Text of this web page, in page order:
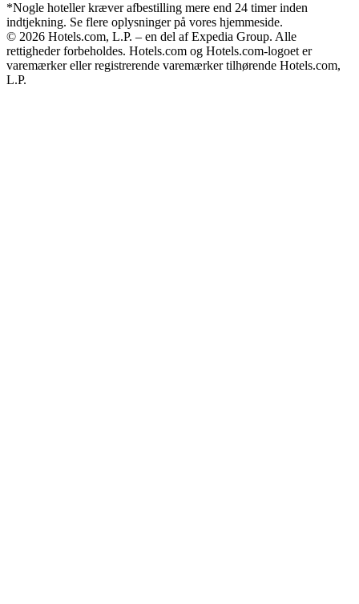
*Nogle hoteller kræver afbestilling mere end 24 timer inden
indtjekning. Se flere oplysninger på vores hjemmeside.
© 2026 Hotels.com, L.P. – en del af Expedia Group. Alle
rettigheder forbeholdes. Hotels.com og Hotels.com-logoet er
varemærker eller registrerende varemærker tilhørende Hotels.com,
L.P.